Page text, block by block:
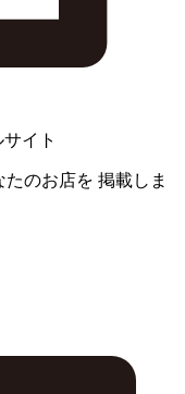
イト
たのお店を 掲載しま